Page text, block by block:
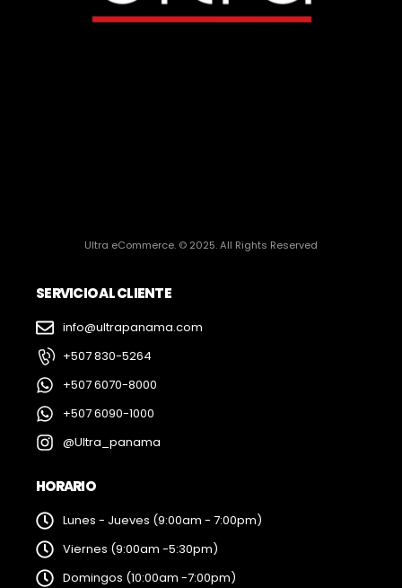
Ultra eCommerce. © 2025. All Rights Reserved
SERVICIO AL CLIENTE
info@ultrapanama.com
+507 830-5264
+507 6070-8000
+507 6090-1000
@Ultra_panama
HORARIO
Lunes - Jueves (9:00am - 7:00pm)
Viernes (9:00am -5:30pm)
Domingos (10:00am -7:00pm)